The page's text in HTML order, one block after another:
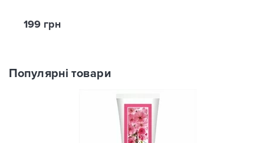
199 грн
Популярні товари